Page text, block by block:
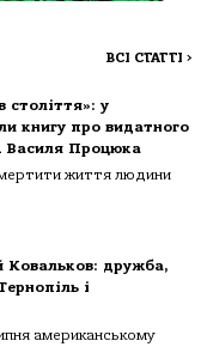
ВСІ СТАТТІ >
століття»: у
книгу про видатного
Василя Процюка
життя людини
дружба,
і
американському